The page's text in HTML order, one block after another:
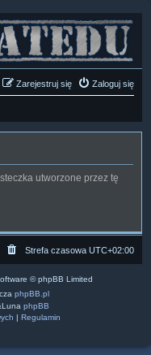
Zaloguj się
Zarejestruj się
utworzone przez tę
Strefa czasowa UTC+02:00
© phpBB Limited
phpBB.pl
phpBB
| Regulamin